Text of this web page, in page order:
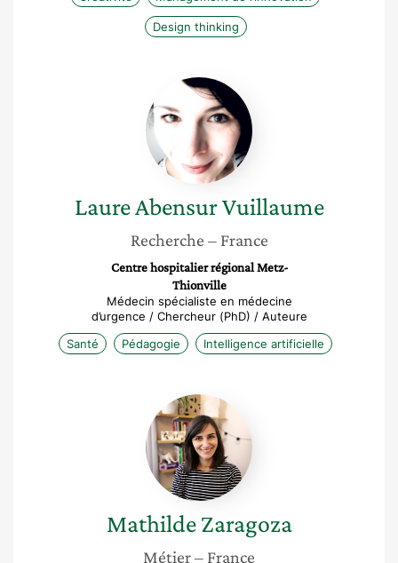
Design thinking
Laure
Abensur
Vuillaume
LaureAbensur Vuillaume
Recherche – France
Centre hospitalier régional Metz-
Thionville
Médecin spécialiste en médecine
d’urgence / Chercheur (PhD) / Auteure
Santé
Pédagogie Intelligence artificielle
Mathilde
Zaragoza
Mathilde Zaragoza
Métier– France